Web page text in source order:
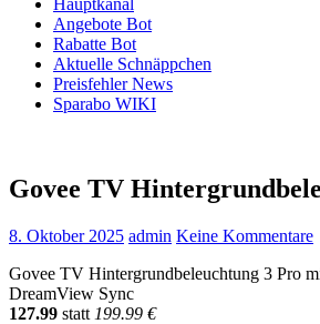
Hauptkanal
Angebote Bot
Rabatte Bot
Aktuelle Schnäppchen
Preisfehler News
Sparabo WIKI
Govee TV
8. Oktober 2025 admin Keine Kommentare
Govee TV Hintergrundbeleuchtung 3 Pro
DreamView Sync
127.99 statt 199.99 €